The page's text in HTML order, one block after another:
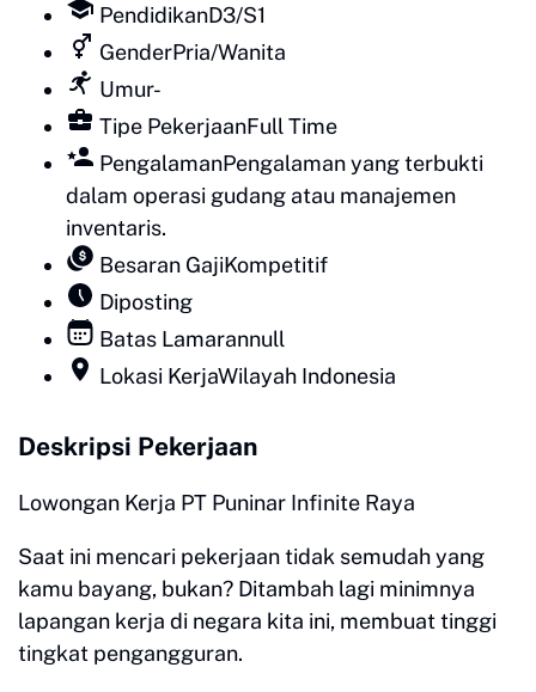
PendidikanD3/S1
GenderPria/Wanita
Umur-
Tipe PekerjaanFull Time
PengalamanPengalaman yang terbukti
dalam operasi gudang atau manajemen
inventaris.
Besaran GajiKompetitif
Diposting
Batas Lamarannull
Lokasi KerjaWilayah Indonesia
Deskripsi Pekerjaan
Lowongan Kerja PT Puninar Infinite Raya
Saat ini mencari pekerjaan tidak semudah yang
kamu bayang, bukan? Ditambah lagi minimnya
lapangan kerja di negara kita ini, membuat tinggi
tingkat pengangguran.